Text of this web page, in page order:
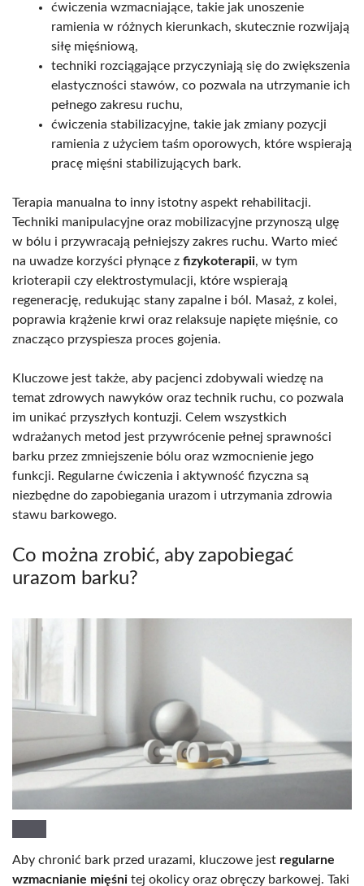
ćwiczenia wzmacniające, takie jak unoszenie
ramienia w różnych kierunkach, skutecznie rozwijają
siłę mięśniową,
techniki rozciągające przyczyniają się do zwiększenia
elastyczności stawów, co pozwala na utrzymanie ich
pełnego zakresu ruchu,
ćwiczenia stabilizacyjne, takie jak zmiany pozycji
ramienia z użyciem taśm oporowych, które wspierają
pracę mięśni stabilizujących bark.
Terapia manualna to inny istotny aspekt rehabilitacji.
Techniki manipulacyjne oraz mobilizacyjne przynoszą ulgę
w bólu i przywracają pełniejszy zakres ruchu. Warto mieć
na uwadze korzyści płynące z fizykoterapii, w tym
krioterapii czy elektrostymulacji, które wspierają
regenerację, redukując stany zapalne i ból. Masaż, z kolei,
poprawia krążenie krwi oraz relaksuje napięte mięśnie, co
znacząco przyspiesza proces gojenia.
Kluczowe jest także, aby pacjenci zdobywali wiedzę na
temat zdrowych nawyków oraz technik ruchu, co pozwala
im unikać przyszłych kontuzji. Celem wszystkich
wdrażanych metod jest przywrócenie pełnej sprawności
barku przez zmniejszenie bólu oraz wzmocnienie jego
funkcji. Regularne ćwiczenia i aktywność fizyczna są
niezbędne do zapobiegania urazom i utrzymania zdrowia
stawu barkowego.
Co można zrobić, aby zapobiegać
urazom barku?
Aby chronić bark przed urazami, kluczowe jest regularne
wzmacnianie mięśni tej okolicy oraz obręczy barkowej. Taki